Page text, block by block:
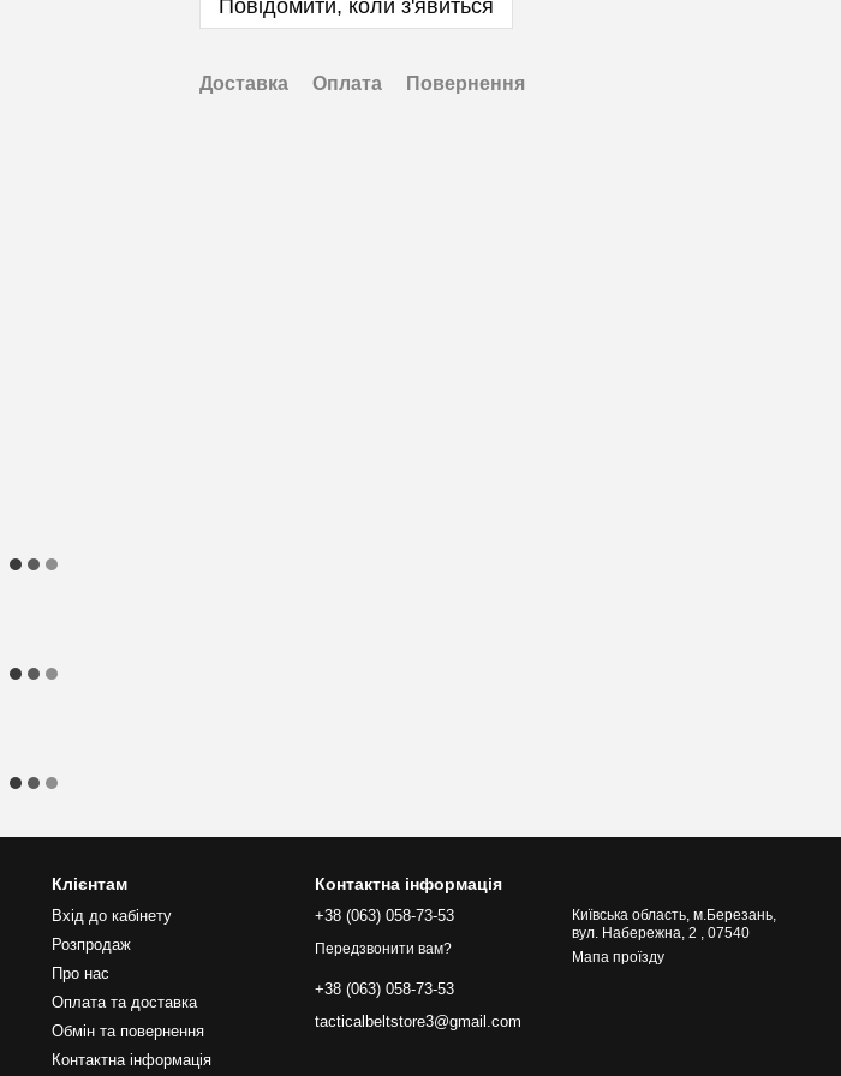
Повідомити, коли з'явиться
Доставка Оплата Повернення
Клієнтам
Вхід до кабінету
Розпродаж
Про нас
Оплата та доставка
Обмін та повернення
Контактна інформація
Контактна інформація
+38 (063) 058-73-53
Передзвонити вам?
+38 (063) 058-73-53
tacticalbeltstore3@gmail.com
Київська область, м.Березань,
вул. Набережна, 2 , 07540
Мапа проїзду